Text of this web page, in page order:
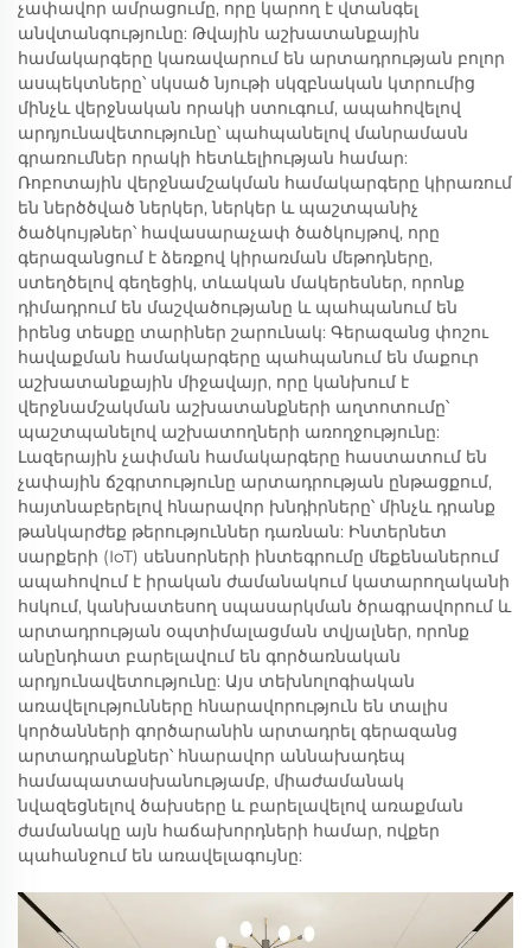
չափավոր ամրացումը, որը կարող է վտանգել
անվտանգությունը: Թվային աշխատանքային
համակարգերը կառավարում են արտադրության բոլոր
ասպեկտները՝ սկսած նյութի սկզբնական կտրումից
մինչև վերջնական որակի ստուգում, ապահովելով
արդյունավետությունը՝ պահպանելով մանրամասն
գրառումներ որակի հետևելիության համար:
Ռոբոտային վերջնամշակման համակարգերը կիրառում
են ներծծված ներկեր, ներկեր և պաշտպանիչ
ծածկույթներ՝ հավասարաչափ ծածկույթով, որը
գերազանցում է ձեռքով կիրառման մեթոդները,
ստեղծելով գեղեցիկ, տևական մակերեսներ, որոնք
դիմադրում են մաշվածությանը և պահպանում են
իրենց տեսքը տարիներ շարունակ: Գերազանց փոշու
հավաքման համակարգերը պահպանում են մաքուր
աշխատանքային միջավայր, որը կանխում է
վերջնամշակման աշխատանքների աղտոտումը՝
պաշտպանելով աշխատողների առողջությունը:
Լազերային չափման համակարգերը հաստատում են
չափային ճշգրտությունը արտադրության ընթացքում,
հայտնաբերելով հնարավոր խնդիրները՝ մինչև դրանք
թանկարժեք թերություններ դառնան: Ինտերնետ
սարքերի (IoT) սենսորների ինտեգրումը մեքենաներում
ապահովում է իրական ժամանակում կատարողականի
հսկում, կանխատեսող սպասարկման ծրագրավորում և
արտադրության օպտիմալացման տվյալներ, որոնք
անընդհատ բարելավում են գործառնական
արդյունավետությունը: Այս տեխնոլոգիական
առավելությունները հնարավորություն են տալիս
կործանների գործարանին արտադրել գերազանց
արտադրանքներ՝ հնարավոր աննախադեպ
համապատասխանությամբ, միաժամանակ
նվազեցնելով ծախսերը և բարելավելով առաքման
ժամանակը այն հաճախորդների համար, ովքեր
պահանջում են առավելագույնը: